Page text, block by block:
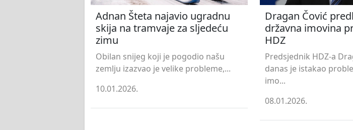
Adnan Šteta najavio ugradnu
skija na tramvaje za sljedeću
zimu
Obilan snijeg koji je pogodio našu
zemlju izazvao je velike probleme,...
10.01.2026.
Dragan Čović
državna imovina
HDZ
Predsjednik HDZ-a
danas je istakao
imo...
08.01.2026.